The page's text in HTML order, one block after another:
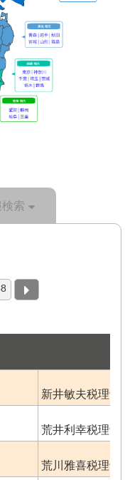
索
新井敏夫税理士
荒井利幸税理士
荒川雅喜税理士